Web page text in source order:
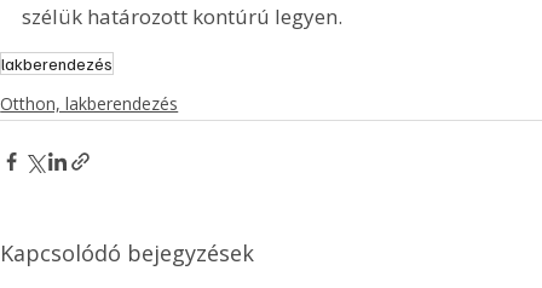
szélük határozott kontúrú legyen.
lakberendezés
Otthon, lakberendezés
Kapcsolódó bejegyzések